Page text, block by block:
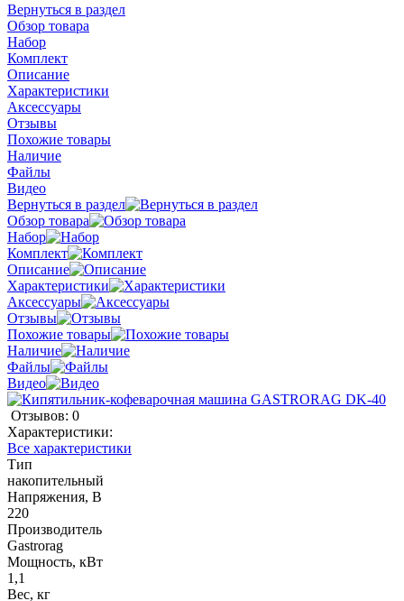
Вернуться в раздел
Обзор товара
Набор
Комплект
Описание
Характеристики
Аксессуары
Отзывы
Похожие товары
Наличие
Файлы
Видео
Вернуться в раздел
Обзор товара
Набор
Комплект
Описание
Характеристики
Аксессуары
Отзывы
Похожие товары
Наличие
Файлы
Видео
Отзывов: 0
Характеристики:
Все характеристики
Тип
накопительный
Напряжения, В
220
Производитель
Gastrorag
Мощность, кВт
1,1
Вес, кг